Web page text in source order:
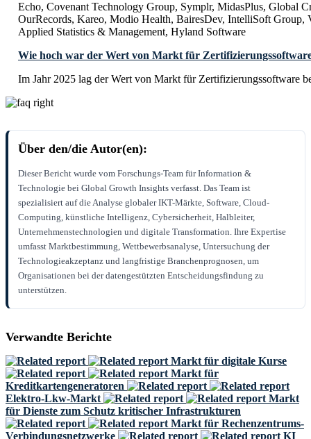
Echo, Covenant Technology Group, Symplr, MidasPlus, Global
OurRecords, Kareo, Modio Health, BairesDev, IntelliSoft Group,
Applied Statistics & Management, Hyland Software
Wie hoch war der Wert von Markt für
Im Jahr 2025 lag der Wert von Markt für Zertifizierungssoftware
Über den/die Autor(en):
Dieser Bericht wurde vom Forschungs-Team für Information &
Technologie bei Global Growth Insights verfasst. Das Team ist
spezialisiert auf die Analyse globaler IKT-Märkte, Software, Cloud-
Computing, künstliche Intelligenz, Cybersicherheit, Halbleiter,
Unternehmenstechnologien und digitale Transformation. Ihre Expertise
umfasst Marktbestimmung, Wettbewerbsanalyse, Untersuchung der
Technologieakzeptanz und langfristige Branchenprognosen, um
Organisationen bei der datengestützten Entscheidungsfindung zu
unterstützen.
Verwandte Berichte
Markt für digitale Kurse
Markt für
Kreditkartengeneratoren
Elektro-Lkw-Markt
Markt
für Dienste zum Schutz kritischer Infrastrukturen
Markt für Rechenzentrums-
Verbindungsnetzwerke
KI